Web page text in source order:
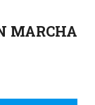
MARCHA